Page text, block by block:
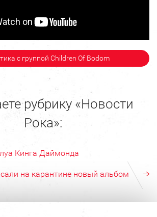
с группой Children Of Bodom
рубрику «Новости
Рока»:
Кинга Даймонда
на карантине новый альбом